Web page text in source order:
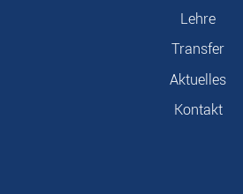
Lehre
Transfer
Aktuelles
Kontakt